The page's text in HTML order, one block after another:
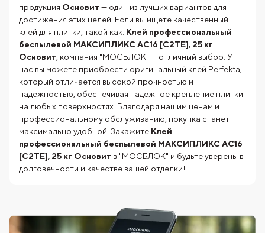
продукция Основит — один из лучших вариантов для
достижения этих целей. Если вы ищете качественный
клей для плитки, такой как: Клей профессиональный
беспылевой МАКСИПЛИКС AC16 [С2TE], 25 кг
Основит , компания "МОСБЛОК" — отличный выбор. У
нас вы можете приобрести оригинальный клей Perfekta,
который отличается высокой прочностью и
надежностью, обеспечивая надежное крепление плитки
на любых поверхностях. Благодаря нашим ценам и
профессиональному обслуживанию, покупка станет
максимально удобной. Закажите Клей
профессиональный беспылевой МАКСИПЛИКС AC16
[С2TE], 25 кг Основит в "МОСБЛОК" и будьте уверены в
долговечности и качестве вашей отделки!